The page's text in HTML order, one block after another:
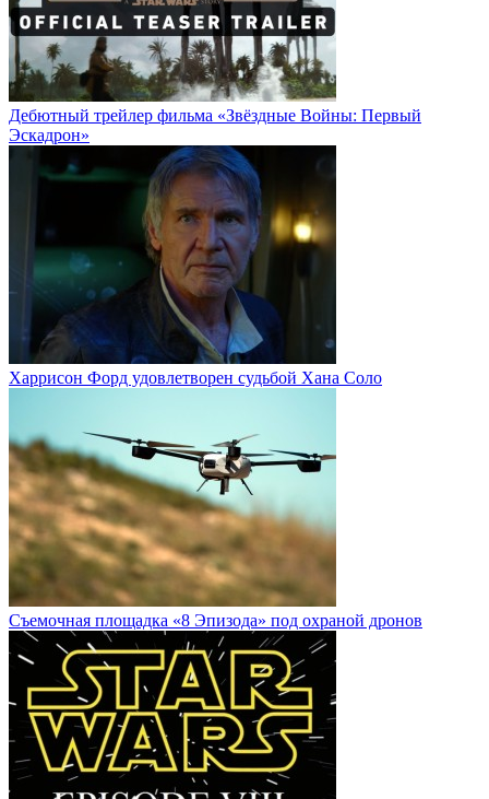
Дебютный трейлер фильма «Звёздные Войны: Первый
Эскадрон»
Харрисон Форд удовлетворен судьбой Хана Соло
Cъемочная площадка «8 Эпизода» под охраной дронов